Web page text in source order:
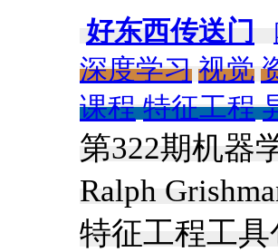
好东西传送门
深度学习 视觉
课程 特征工程
第322期机器
Ralph
特征工程工具